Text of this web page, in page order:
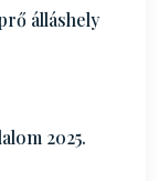
álláshely
2025.